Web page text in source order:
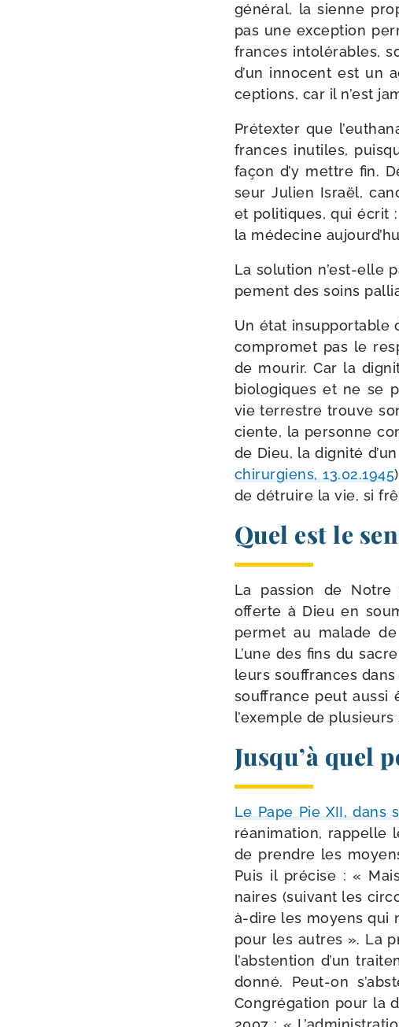
géné­ral, la sienne
pas une excep­tion
frances into­lé­rables,
d’un inno­cent est un
cep­tions, car il n’est
Prétexter que
frances inutiles,
façon d’y mettre fin.
seur Julien Israël,
et poli­tiques, qui écrit
la méde­cine
La solu­tion n’est-​elle
pe­ment des soins
Un état insup­por­table
com­pro­met pas le
de mou­rir. Car la
bio­lo­giques et ne se
vie ter­restre trouve
ciente, la per­sonne
de Dieu, la digni­té
chi­rur­giens, 13.02.1945
de détruire la vie, si
Quel est le
La pas­sion de Notre
offerte à Dieu en
per­met au malade
L’une des fins du
leurs souf­frances
souf­france peut aus­si
l’exemple de plu­sieurs
Jusqu’à quel
Le Pape Pie XII, dans
réani­ma­tion, rap­pelle
de prendre les
Puis il pré­cise : «
naires (sui­vant les
à-​dire les moyens qui
pour les autres ». La
l’abs­ten­tion d’un
don­né. Peut-​on
Congrégation pour la